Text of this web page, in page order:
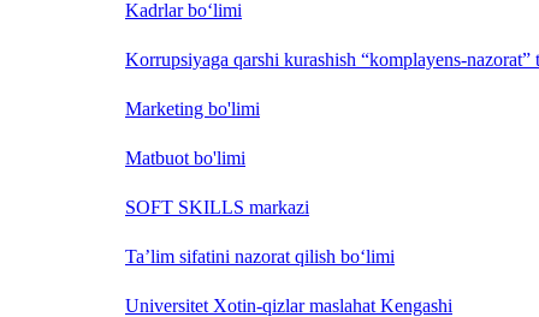
Kadrlar bo‘limi
Korrupsiyaga qarshi kurashish “komplayens-
Marketing bo'limi
Matbuot bo'limi
SOFT SKILLS markazi
Ta’lim sifatini nazorat qilish bo‘limi
Universitet Xotin-qizlar maslahat Kengashi